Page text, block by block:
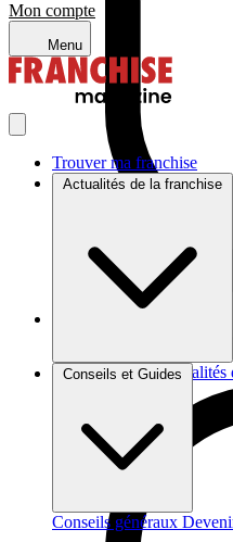
Mon compte
Menu
Trouver ma franchise
Actualités de la franchise
Brèves et actus Actualités
Conseils et Guides
Conseils généraux
Vos données sont